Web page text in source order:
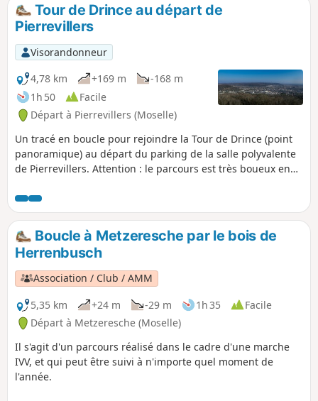
Tour de Drince au départ de
Pierrevillers
Visorandonneur
4,78 km
+169 m
-168 m
1h 50
Facile
Départ à Pierrevillers (Moselle)
Un tracé en boucle pour rejoindre la Tour de Drince (point
panoramique) au départ du parking de la salle polyvalente
de Pierrevillers. Attention : le parcours est très boueux en
Boucle à Metzeresche par le bois de
Herrenbusch
Association / Club / AMM
5,35 km
+24 m -29 m 1h 35
Facile
Départ à Metzeresche (Moselle)
Il s'agit d'un parcours réalisé dans le cadre d'une marche
IVV, et qui peut être suivi à n'importe quel moment de
l'année.